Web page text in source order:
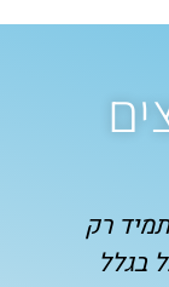
רק
בגלל